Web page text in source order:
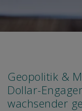
Geopolitik &
Dollar-
wachsender